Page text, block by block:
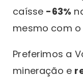
caísse -63%
mesmo com
Preferimos a
mineração e